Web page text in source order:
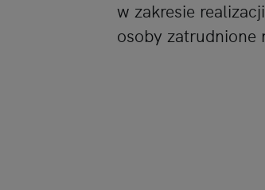
w zakresie
osoby zatrudnione